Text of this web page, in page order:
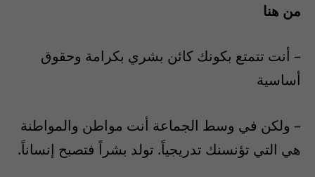
من هنا
– أنت تتمتع بكونك كائن بشري بكرامة وحقوق
أساسية
– ولكن في وسط الجماعة أنت مواطن والمواطنة
هي التي تؤنسنك تدريجياً. تولد بشراً فتصبح إنساناً.